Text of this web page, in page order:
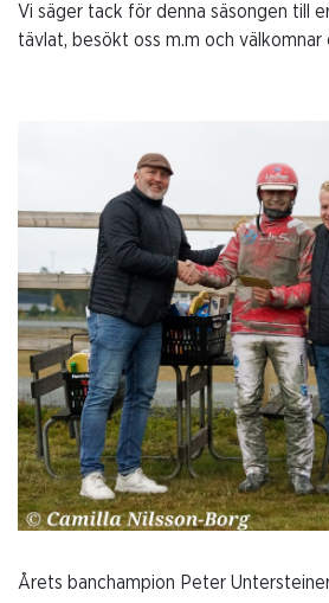
Vi säger tack för denna säsongen till
tävlat, besökt oss m.m och välkomnar
Årets banchampion Peter